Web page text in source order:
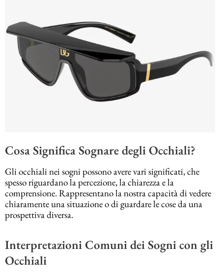
Cosa Significa Sognare degli Occhiali?
Gli occhiali nei sogni possono avere vari significati, che
spesso riguardano la percezione, la chiarezza e la
comprensione. Rappresentano la nostra capacità di vedere
chiaramente una situazione o di guardare le cose da una
prospettiva diversa.
Interpretazioni Comuni dei Sogni con gli
Occhiali